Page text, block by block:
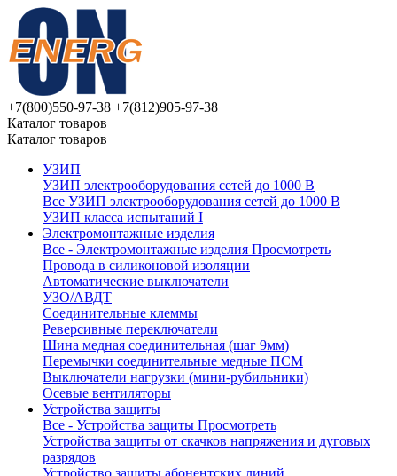
+7(800)550-97-38 +7(812)905-97-38
Каталог товаров
Каталог товаров
УЗИП
УЗИП электрооборудования сетей до 1000 В
Все УЗИП электрооборудования сетей до 1000 В
УЗИП клaссa испытаний I
Электромонтажные изделия
Все - Электромонтажные изделия Просмотреть
Провода в силиконовой изоляции
Автоматические выключатели
УЗО/АВДТ
Соединительные клеммы
Реверсивные переключатели
Шина медная соединительная (шаг 9мм)
Перемычки соединительные медные ПСМ
Выключатели нагрузки (мини-рубильники)
Осевые вентиляторы
Устройства защиты
Все - Устройства защиты Просмотреть
Устройства защиты от скачков напряжения и дуговых
разрядов
Устройство защиты абонентских линий